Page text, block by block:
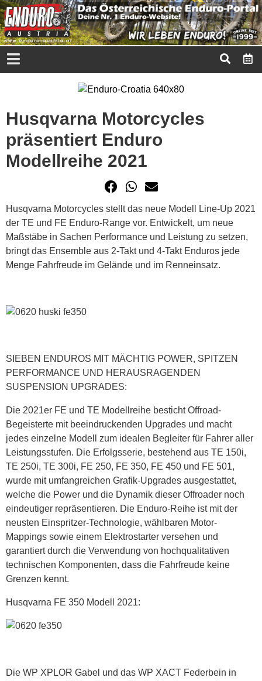
Husqvarna Motorcycles
präsentiert Enduro
Modellreihe 2021
Husqvarna Motorcycles stellt das neue Modell Line-Up 2021
der TE und FE Enduro-Range vor. Entwickelt, um neue
Maßstäbe in Sachen Performance und Leistung zu setzen,
bringt das Ensemble aus 2-Takt und 4-Takt Enduros jede
Menge Fahrfreude im Gelände und im Renneinsatz.
SIEBEN ENDUROS MIT MÄCHTIG POWER, SPITZEN
PERFORMANCE UND HERAUSRAGENDEN
SUSPENSION UPGRADES:
Die 2021er FE und TE Modellreihe besticht Offroad-
Begeisterte mit beeindruckenden Upgrades und macht
jedes einzelne Modell zum idealen Begleiter für Fahrer aller
Leistungsstufen. Die Erfolgsserie, bestehend aus TE 150i,
TE 250i, TE 300i, FE 250, FE 350, FE 450 und FE 501,
wurde mit umfangreichen Grafik-Upgrades ausgestattet,
welche die Power und die Dynamik dieser Offroader noch
eindeutiger repräsentieren. Die Enduro-Reihe ist mit der
neusten Einspritzer-Technologie, wählbaren Motor-
Mappings sowie einem Elektrostarter versehen und
garantiert durch die Verwendung von hochqualitativen
technischen Komponenten, dass die Fahrfreude keine
Grenzen kennt.
Husqvarna FE 350 Modell 2021:
Die WP XPLOR Gabel und das WP XACT Federbein in